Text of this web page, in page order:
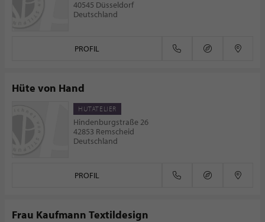
40545 Düsseldorf
Deutschland
PROFIL
Hüte von Hand
HUTATELIER
Hindenburgstraße 26
42853 Remscheid
Deutschland
PROFIL
Frau Kaufmann Textildesign